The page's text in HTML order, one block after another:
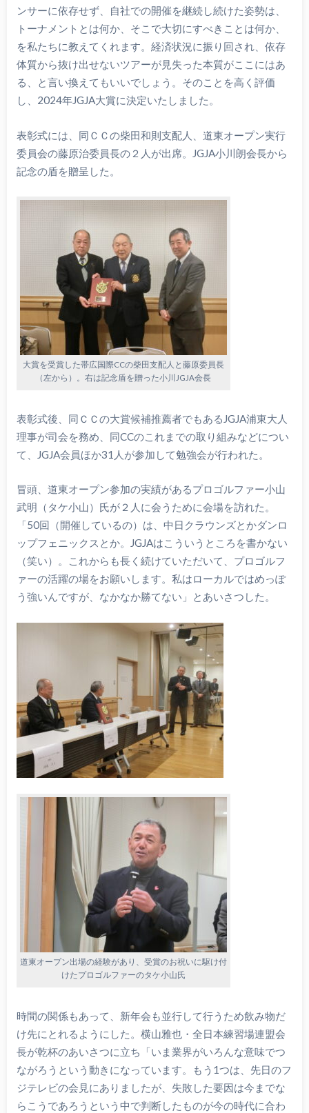
ンサーに依存せず、自社での開催を継続し続けた姿勢は、
トーナメントとは何か、そこで大切にすべきことは何か、
を私たちに教えてくれます。経済状況に振り回され、依存
体質から抜け出せないツアーが見失った本質がここにはあ
る、と言い換えてもいいでしょう。そのことを高く評価
し、2024年JGJA大賞に決定いたしました。
表彰式には、同ＣＣの柴田和則支配人、道東オープン実行
委員会の藤原治委員長の２人が出席。JGJA小川朗会長から
記念の盾を贈呈した。
大賞を受賞した帯広国際CCの柴田支配人と藤原委員長
（左から）。右は記念盾を贈った小川JGJA会長
表彰式後、同ＣＣの大賞候補推薦者でもあるJGJA浦東大人
理事が司会を務め、同CCのこれまでの取り組みなどについ
て、JGJA会員ほか31人が参加して勉強会が行われた。
冒頭、道東オープン参加の実績があるプロゴルファー小山
武明（タケ小山）氏が２人に会うために会場を訪れた。
「50回（開催しているの）は、中日クラウンズとかダンロ
ップフェニックスとか。JGJAはこういうところを書かない
（笑い）。これからも長く続けていただいて、プロゴルフ
ァーの活躍の場をお願いします。私はローカルではめっぽ
う強いんですが、なかなか勝てない」とあいさつした。
道東オープン出場の経験があり、受賞のお祝いに駆け付
けたプロゴルファーのタケ小山氏
時間の関係もあって、新年会も並行して行うため飲み物だ
け先にとれるようにした。横山雅也・全日本練習場連盟会
長が乾杯のあいさつに立ち「いま業界がいろんな意味でつ
ながろうという動きになっています。もう1つは、先日のフ
ジテレビの会見にありましたが、失敗した要因は今までな
らこうであろうという中で判断したものが今の時代に合わ